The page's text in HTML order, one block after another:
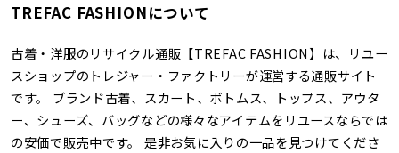
TREFAC FASHIONについて
古着・洋服のリサイクル通販【TREFAC FASHION】は、リユー
スショップのトレジャー・ファクトリーが運営する通販サイト
です。 ブランド古着、スカート、ボトムス、トップス、アウタ
ー、シューズ、バッグなどの様々なアイテムをリユースならでは
の安価で販売中です。 是非お気に入りの一品を見つけてくださ